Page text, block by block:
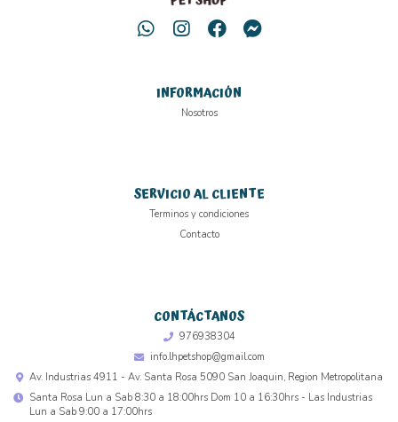
INFORMACIÓN
Nosotros
SERVICIO AL CLIENTE
Terminos y condiciones
Contacto
CONTÁCTANOS
976938304
info.lhpetshop@gmail.com
Av. Industrias 4911 - Av. Santa Rosa 5090 San Joaquin, Region Metropolitana
Santa Rosa Lun a Sab 8:30 a 18:00hrs Dom 10 a 16:30hrs - Las Industrias
Lun a Sab 9:00 a 17:00hrs